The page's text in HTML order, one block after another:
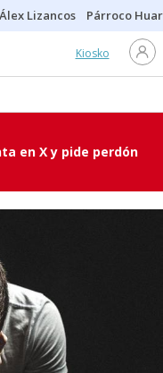
Álex Lizancos Párroco
Kiosko
en X y pide perdón